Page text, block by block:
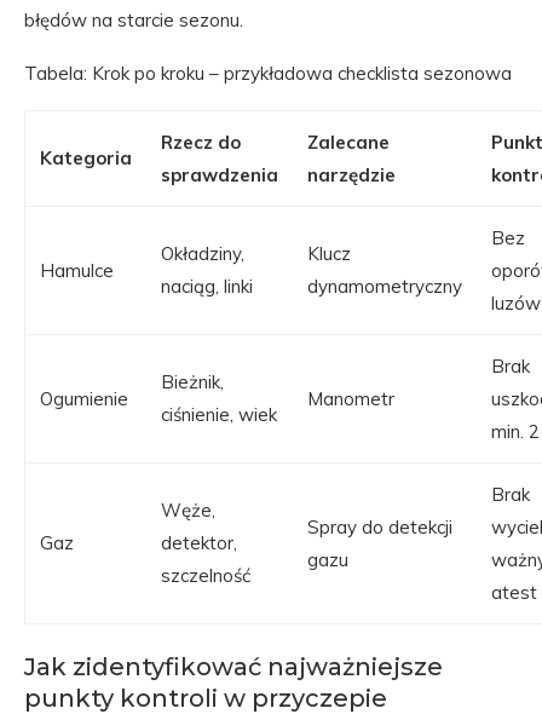
błędów na starcie sezonu.
Tabela: Krok po kroku – przykładowa checklista sezonowa
Kategoria
Rzecz do
sprawdzenia
Zalecane
narzędzie
Punkt
Hamulce
Okładziny,
naciąg, linki
Klucz
dynamometryczny
Bez
luzów
Ogumienie
Bieżnik,
ciśnienie, wiek
Manometr
Brak
min.
Gaz
Węże,
detektor,
szczelność
Spray do detekcji
gazu
Brak
atest
Jak zidentyfikować najważniejsze
punkty kontroli w przyczepie